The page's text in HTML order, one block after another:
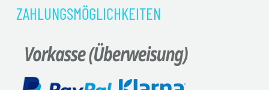
ZAHLUNGSMÖGLICHKEITEN